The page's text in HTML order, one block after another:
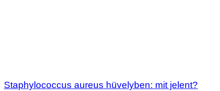
Staphylococcus aureus hüvelyben: mit jelent?